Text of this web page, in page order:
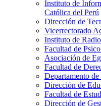
Instituto de
Católica del Perú
Dirección de
Vicerrectorado
Instituto de
Facultad de
Asociación de
Facultad de
Departamento
Dirección de
Facultad de
Dirección de